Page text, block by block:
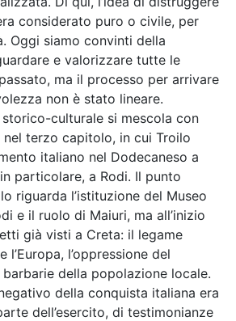
considerato puro o civile, per
Oggi siamo convinti della
e valorizzare tutte le
ma il processo per arrivare
non è stato lineare.
culturale si mescola con
nel terzo capitolo, in cui Troilo
italiano nel Dodecaneso a
particolare, a Rodi. Il punto
riguarda l’istituzione del Museo
e il ruolo di Maiuri, ma all’inizio
già visti a Creta: il legame
l’oppressione del
della popolazione locale.
della conquista italiana era
dell’esercito, di testimonianze